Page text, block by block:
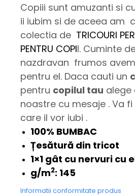
Copiii sunt amuzanti si
ii iubim si de aceea am
colectia de TRICOURI
PENTRU COPII. Cuminte
nazdravan frumos
pentru el. Daca cauti un
pentru copilul tau alege
noastre cu mesaje . Va fi
care il vor iubi .
100% BUMBAC
Țesătură din tricot
1×1 gât cu nervuri cu
g/m2: 145
Informatii conformitate produs